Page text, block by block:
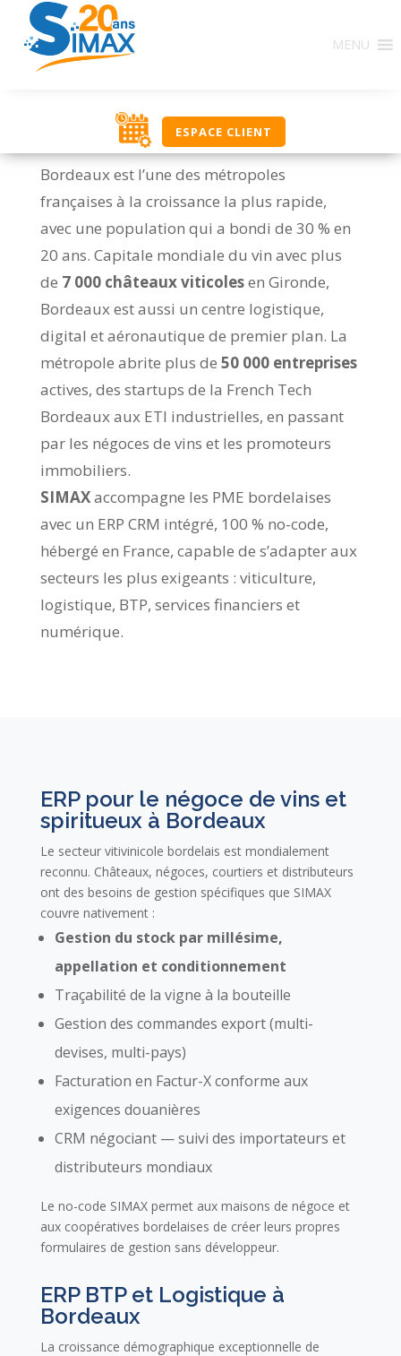
MENU
ESPACE CLIENT
Bordeaux est l’une des métropoles
françaises à la croissance la plus rapide,
avec une population qui a bondi de 30 % en
20 ans. Capitale mondiale du vin avec plus
de 7 000 châteaux viticolesen Gironde,
Bordeaux est aussi un centre logistique,
digital et aéronautique de premier plan. La
métropole abrite plus de 50 000 entreprises
actives, des startups de la French Tech
Bordeaux aux ETI industrielles, en passant
par les négoces de vins et les promoteurs
immobiliers.
SIMAXaccompagne les PME bordelaises
avec un ERP CRM intégré, 100 % no-code,
hébergé en France, capable de s’adapter aux
secteurs les plus exigeants : viticulture,
logistique, BTP, services financiers et
numérique.
ERP pour le négoce de vins et
spiritueux à Bordeaux
Le secteur vitivinicole bordelais est mondialement
reconnu. Châteaux, négoces, courtiers et distributeurs
ont des besoins de gestion spécifiques que SIMAX
couvre nativement :
Gestion du stock par millésime,
appellation et conditionnement
Traçabilité de la vigne à la bouteille
Gestion des commandes export (multi-
devises, multi-pays)
Facturation en Factur-X conforme aux
exigences douanières
CRM négociant — suivi des importateurs et
distributeurs mondiaux
Le no-code SIMAX permet aux maisons de négoce et
aux coopératives bordelaises de créer leurs propres
formulaires de gestion sans développeur.
ERP BTP et Logistique à
Bordeaux
La croissance démographique exceptionnelle de